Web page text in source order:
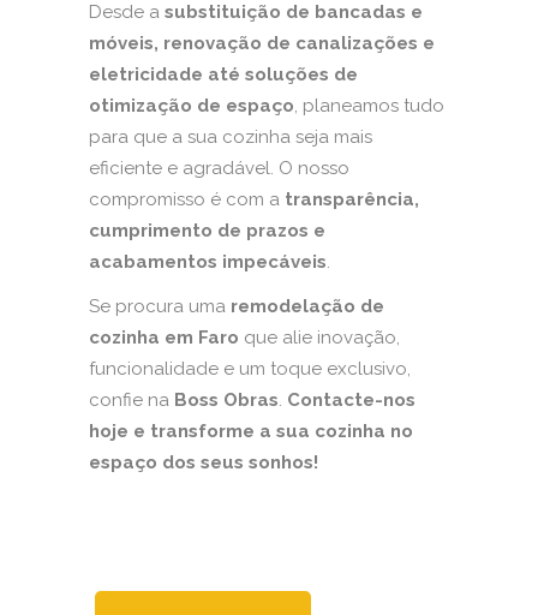
Desde a substituição de bancadas e
móveis, renovação de canalizações e
eletricidade até soluções de
otimização de espaço, planeamos tudo
para que a sua cozinha seja mais
eficiente e agradável. O nosso
compromisso é com a transparência,
cumprimento de prazos e
acabamentos impecáveis.
Se procura uma remodelação de
cozinha em Faro que alie inovação,
funcionalidade e um toque exclusivo,
confie na Boss Obras. Contacte-nos
hoje e transforme a sua cozinha no
espaço dos seus sonhos!